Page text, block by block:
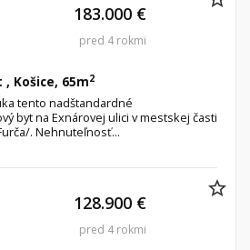
Košice, 65m2
tento nadštandardné
byt na Exnárovej ulici v mestskej časti
. Nehnuteľnosť...
183.000 €
pred 4 rokmi
128.900 €
pred 4 rokmi